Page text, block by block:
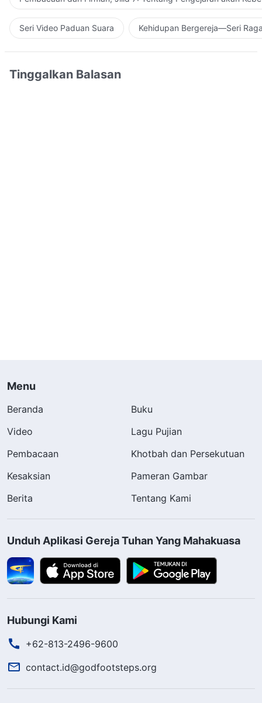
Seri Video Paduan Suara Kehidupan Bergereja—Seri
Tinggalkan Balasan
Menu
Beranda
Buku
Video
Lagu Pujian
Pembacaan
Khotbah dan Persekutuan
Kesaksian
Pameran Gambar
Berita
Tentang Kami
Unduh Aplikasi Gereja Tuhan Yang Mahakuasa
Hubungi Kami
+62-813-2496-9600
contact.id@godfootsteps.org